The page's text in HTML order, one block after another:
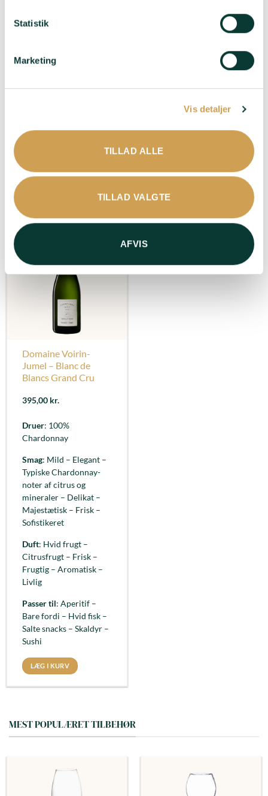
Statistik
Marketing
Vis detaljer
TILLAD ALLE
TILLAD VALGTE
AFVIS
jordbær, hindbær og
super spændende duft -
hjemmelavet
Passer til
LÆG I KURV
den lagret på 225 liters
Burgundy Grand Cru-
mere dybde og struktur
frugter - Intens næse -
Frisk og udtryksfuld på
samme tid
Hjemmelavet burger -
Domaine Voirin-
Jumel – Blanc de
Blancs Grand Cru
395,00 kr.
Druer: 100%
Chardonnay
Smag: Mild – Elegant –
Typiske Chardonnay-
noter af citrus og
mineraler – Delikat –
Majestætisk – Frisk –
Sofistikeret
Duft: Hvid frugt –
Citrusfrugt – Frisk –
Frugtig – Aromatisk –
Livlig
Passer til: Aperitif –
Bare fordi – Hvid fisk –
Salte snacks – Skaldyr –
Sushi
LÆG I KURV
MEST POPULÆRET TILBEHØR